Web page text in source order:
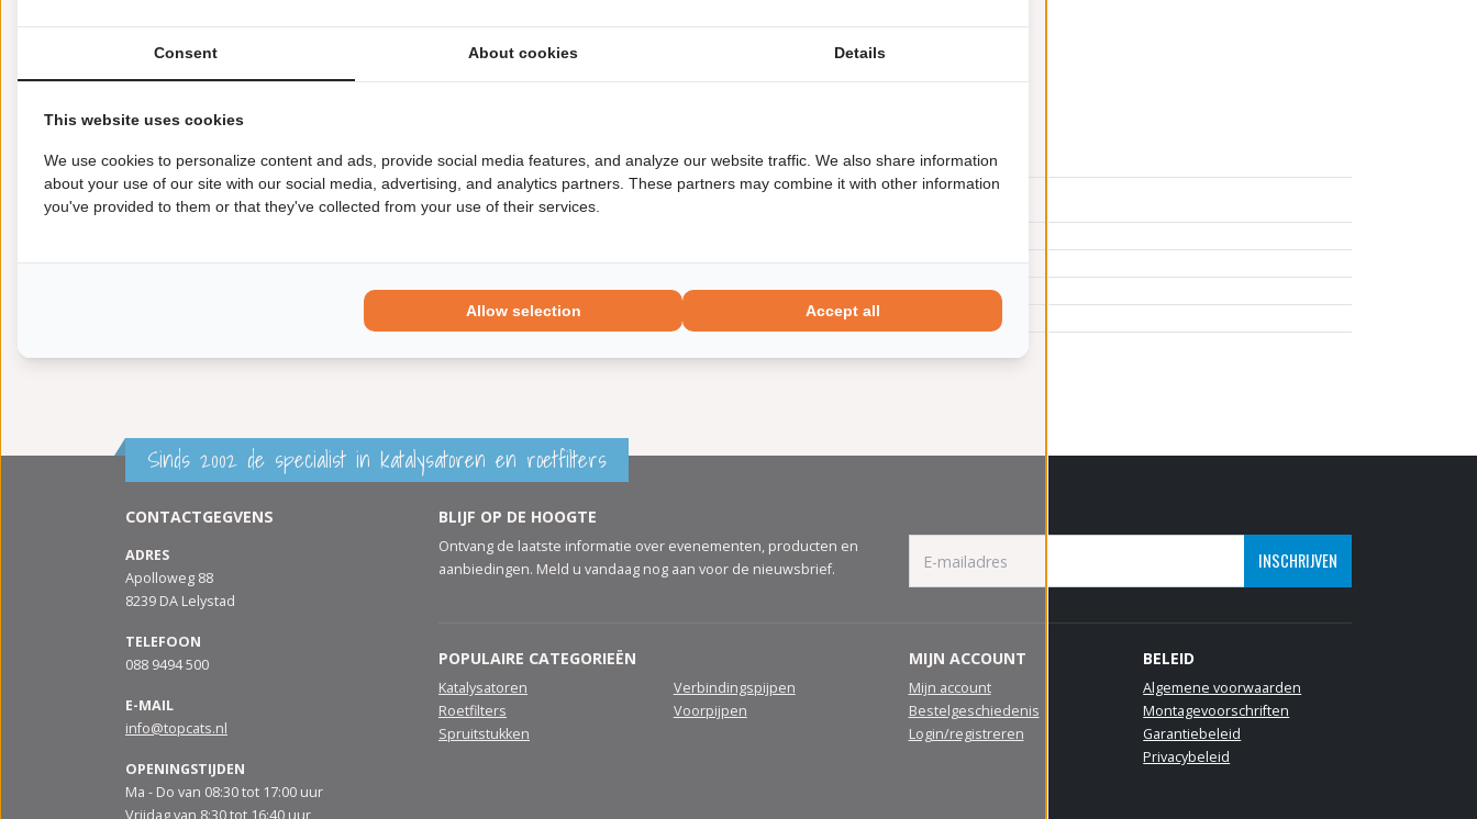
Lengte [mm]:1.440
Emissienorm:Euro 5
voor voertuigen met OBD
Sinds 2002 de specialist in katalysatoren en roetfilters
CONTACTGEGVENS
ADRES
Apolloweg 88
8239 DA Lelystad
TELEFOON
088 9494 500
E-MAIL
info@topcats.nl
OPENINGSTIJDEN
Ma - Do van 08:30 tot 17:00 uur
BLIJF OP DE HOOGTE
Ontvang de laatste informatie over evenementen, producten en
aanbiedingen. Meld u vandaag nog aan voor de nieuwsbrief.
INSCHRIJVEN
POPULAIRE CATEGORIEËN
Katalysatoren
Roetfilters
Spruitstukken
Verbindingspijpen
Voorpijpen
MIJN ACCOUNT
Mijn account
Bestelgeschiedenis
Login/registreren
BELEID
Algemene voorwaarden
Montagevoorschriften
Garantiebeleid
Privacybeleid
Consent About cookies Details
This website uses cookies
We use cookies to personalize content and ads, provide social media features, and analyze our website traffic. We also share information
about your use of our site with our social media, advertising, and analytics partners. These partners may combine it with other information
you've provided to them or that they've collected from your use of their services.
Allow selection Accept all